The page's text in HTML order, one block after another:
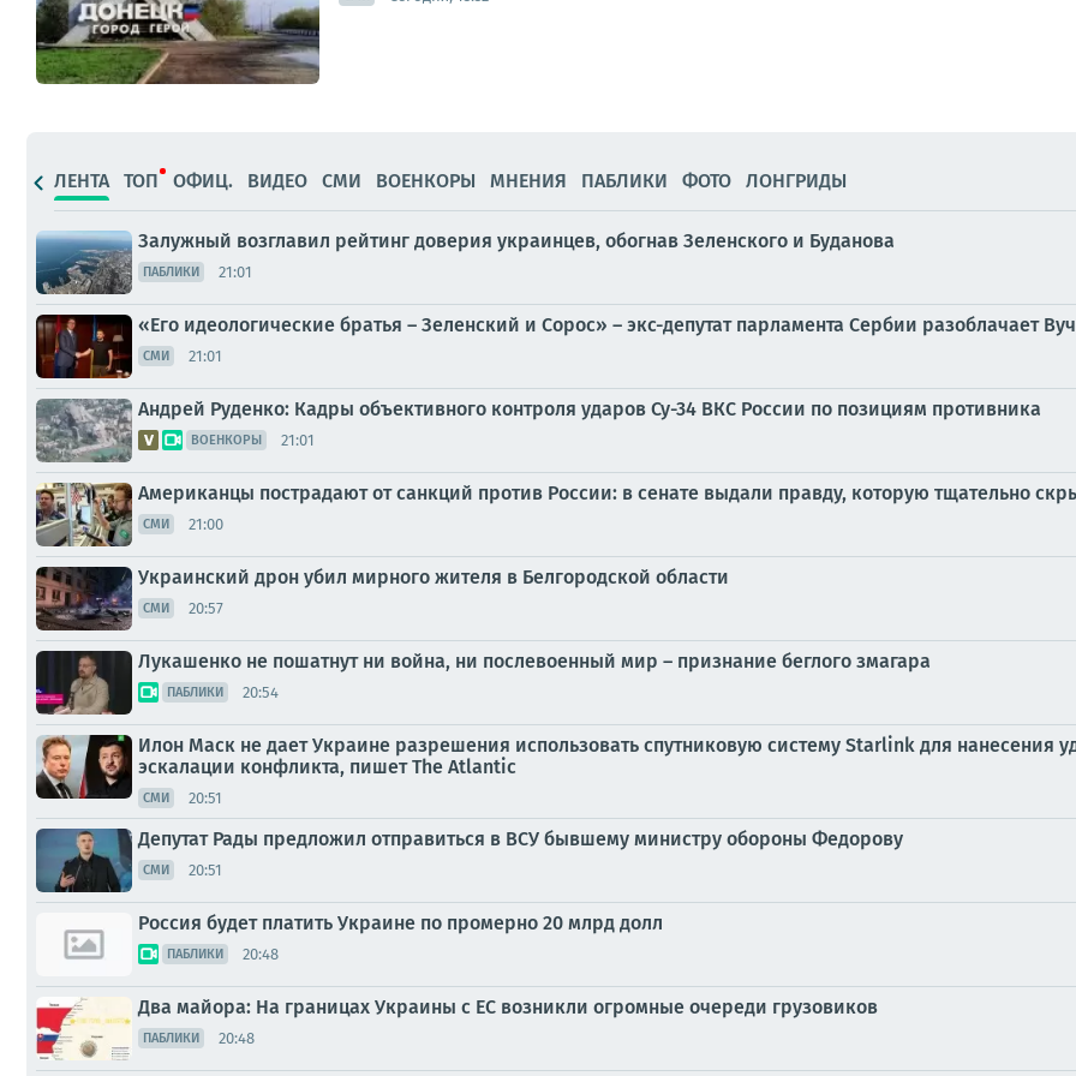
ЛЕНТА ТОП ОФИЦ. ВИДЕО СМИ ВОЕНКОРЫ МНЕНИЯ ПАБЛИКИ ФОТО ЛОНГРИДЫ
Залужный возглавил рейтинг доверия украинцев, обогнав Зеленского и Буданова
ПАБЛИКИ 21:01
«Его идеологические братья – Зеленский и Сорос» – экс-депутат парламента Сербии разоблачает
СМИ 21:01
Андрей Руденко: Кадры объективного контроля ударов Су-34 ВКС России по позициям противника
ВОЕНКОРЫ 21:01
Американцы пострадают от санкций против России: в сенате выдали правду, которую тщательно
СМИ 21:00
Украинский дрон убил мирного жителя в Белгородской области
СМИ 20:57
Лукашенко не пошатнут ни война, ни послевоенный мир – признание беглого змагара
ПАБЛИКИ 20:54
Илон Маск не дает Украине разрешения использовать спутниковую систему Starlink для нанесения
эскалации конфликта, пишет The Atlantic
СМИ 20:51
Депутат Рады предложил отправиться в ВСУ бывшему министру обороны Федорову
СМИ 20:51
Россия будет платить Украине по промерно 20 млрд долл
ПАБЛИКИ 20:48
Два майора: На границах Украины с ЕС возникли огромные очереди грузовиков
ПАБЛИКИ 20:48